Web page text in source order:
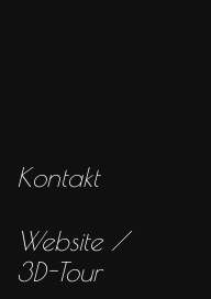
Kontakt
Website /
3D-Tour